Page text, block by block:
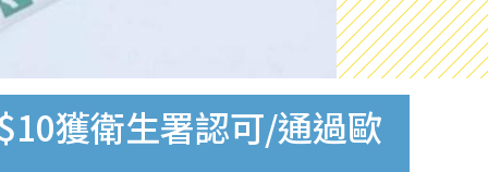
獲衛生署認可/通過歐